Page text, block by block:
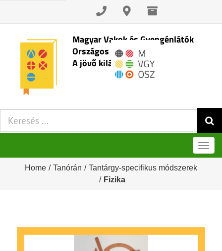
Skip
content
Magyar Vakok és Gyengénlátók
Országos Szövetsége
A jövő kilátásai
Keresés:
Home / Tanórán / Tantárgy-specifikus módszerek
/ Fizika